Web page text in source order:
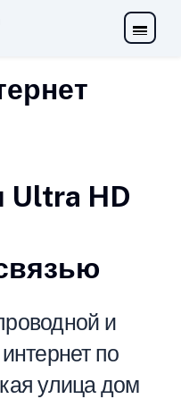
Ultra HD
и
по
улица дом